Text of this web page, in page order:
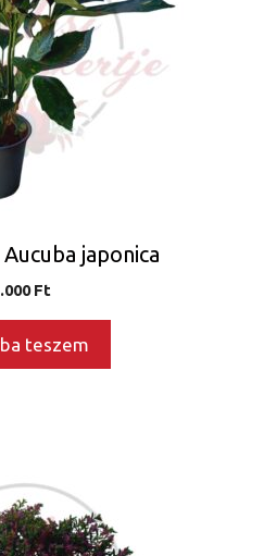
japonica
Ft
teszem